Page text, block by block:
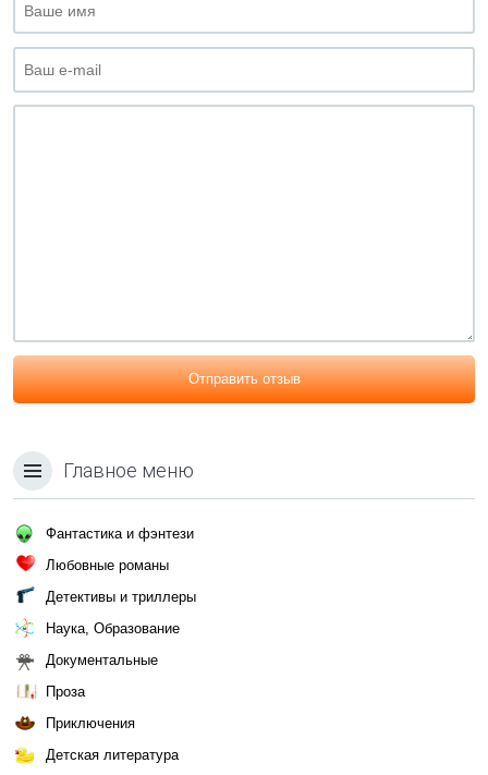
Отправить отзыв
Главное меню
Фантастика и фэнтези
Любовные романы
Детективы и триллеры
Наука, Образование
Документальные
Проза
Приключения
Детская литература